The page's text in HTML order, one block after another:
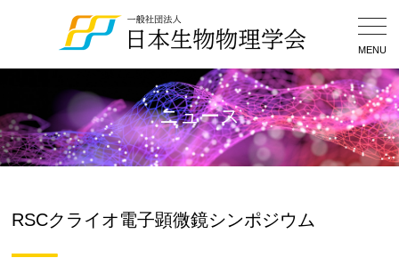
MENU
ニュース
RSCクライオ電子顕微鏡シンポジウム